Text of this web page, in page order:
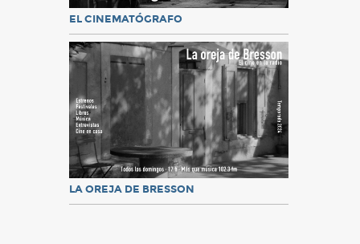
EL CINEMATÓGRAFO
LA OREJA DE BRESSON